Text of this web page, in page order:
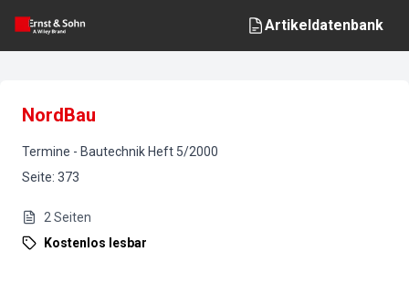
Artikeldatenbank
NordBau
Termine - Bautechnik Heft 5/2000
Seite: 373
2 Seiten
Kostenlos lesbar